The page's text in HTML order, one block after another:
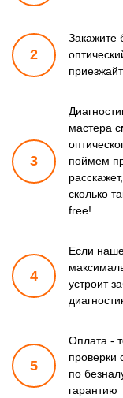
2
Закажите
3
мастера
поймем
расскажет,
сколько
free!
4
Если
устроит
5
Оплата -
проверки
по
гарантию